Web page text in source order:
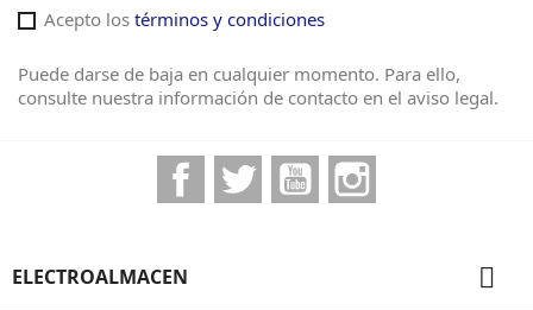
Acepto los términos y condiciones
Puede darse de baja en cualquier momento. Para ello,
consulte nuestra información de contacto en el aviso legal.
FacebookTwitter YouTube
ELECTROALMACEN 